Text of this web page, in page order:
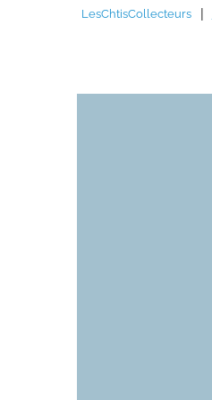
LesChtisCollecteurs |